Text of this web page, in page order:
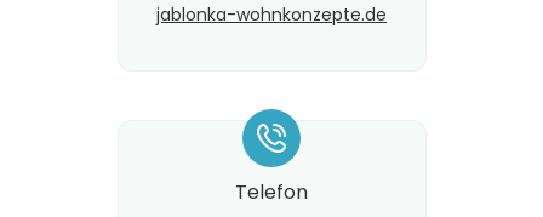
jablonka-wohnkonzepte.de
*
Telefon